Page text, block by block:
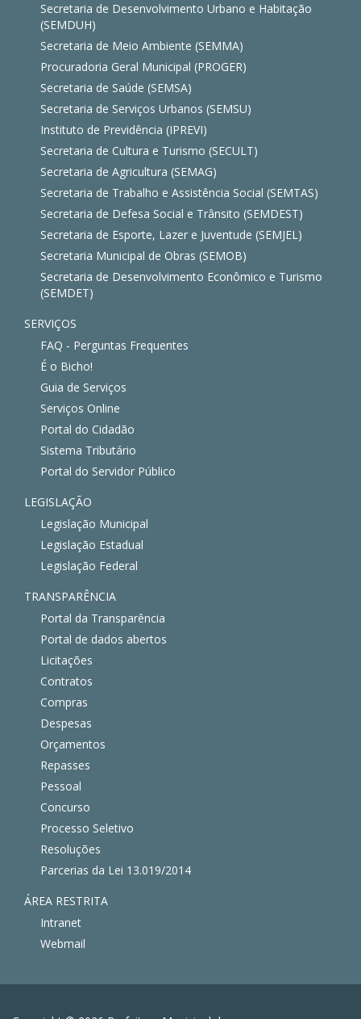
Secretaria de Desenvolvimento Urbano e Habitação
(SEMDUH)
Secretaria de Meio Ambiente (SEMMA)
Procuradoria Geral Municipal (PROGER)
Secretaria de Saúde (SEMSA)
Secretaria de Serviços Urbanos (SEMSU)
Instituto de Previdência (IPREVI)
Secretaria de Cultura e Turismo (SECULT)
Secretaria de Agricultura (SEMAG)
Secretaria de Trabalho e Assistência Social (SEMTAS)
Secretaria de Defesa Social e Trânsito (SEMDEST)
Secretaria de Esporte, Lazer e Juventude (SEMJEL)
Secretaria Municipal de Obras (SEMOB)
Secretaria de Desenvolvimento Econômico e Turismo
(SEMDET)
SERVIÇOS
FAQ - Perguntas Frequentes
É o Bicho!
Guia de Serviços
Serviços Online
Portal do Cidadão
Sistema Tributário
Portal do Servidor Público
LEGISLAÇÃO
Legislação Municipal
Legislação Estadual
Legislação Federal
TRANSPARÊNCIA
Portal da Transparência
Portal de dados abertos
Licitações
Contratos
Compras
Despesas
Orçamentos
Repasses
Pessoal
Concurso
Processo Seletivo
Resoluções
Parcerias da Lei 13.019/2014
ÁREA RESTRITA
Intranet
Webmail